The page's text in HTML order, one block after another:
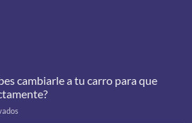
cambiarle a tu carro para que